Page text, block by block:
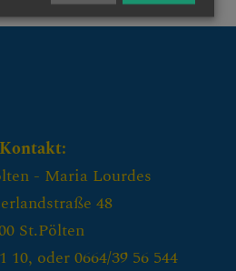
(Katholisches
Kontakt:
- Maria Lourdes
48
St.Pölten
10, oder 0664/39 56 544